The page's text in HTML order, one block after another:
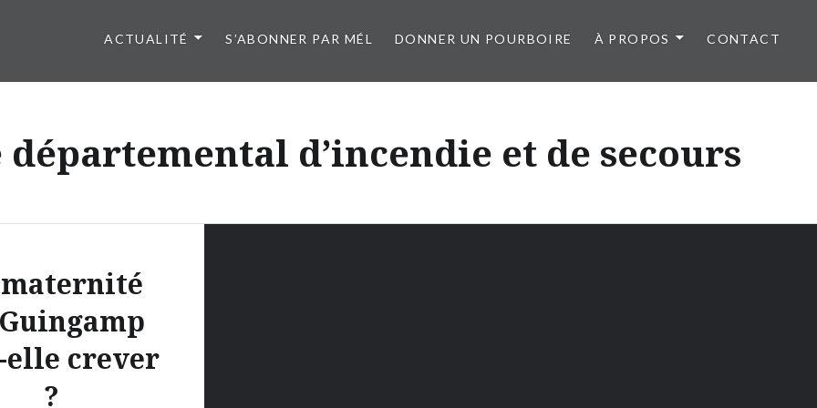
ACTUALITÉ S’ABONNER PAR MÉL DONNER UN POURBOIRE À PROPOS CONTACT
d’incendie et de secours
elle crever
?